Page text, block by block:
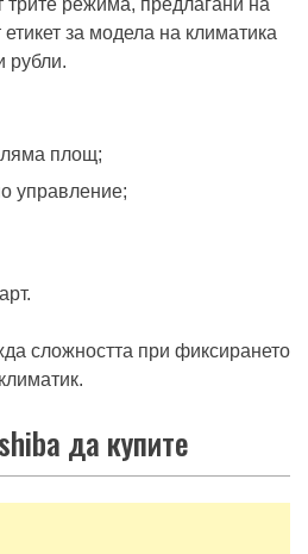
за модела на климатика
рубли.
площ;
управление;
сложността при фиксирането
да купите